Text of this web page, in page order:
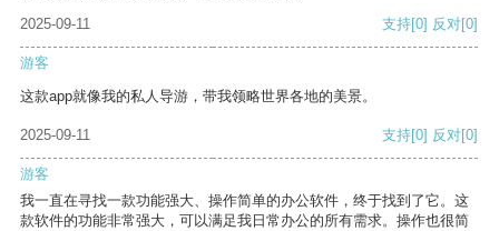
2025-09-11
支持[0] 反对[0]
游客
这款app就像我的私人导游，带我领略世界各地的美景。
2025-09-11 支持[0] 反对[0]
游客
我一直在寻找一款功能强大、操作简单的办公软件，终于找到了它。这
款软件的功能非常强大，可以满足我日常办公的所有需求。操作也很简